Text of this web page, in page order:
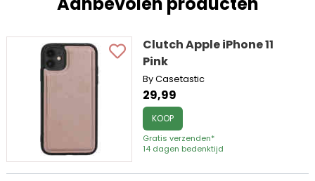
Clutch Apple iPhone 11
Pink
By Casetastic
29,99
KOOP
Gratis verzenden*
14 dagen bedenktijd